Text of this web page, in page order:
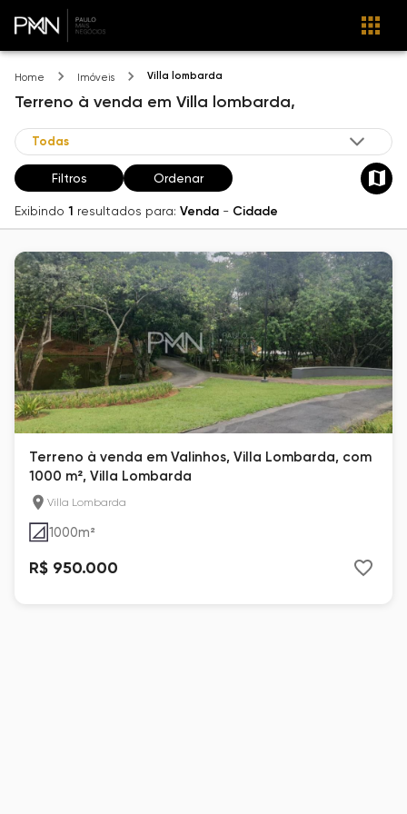
Home Imóveis Villa lombarda
Terreno à venda em Villa lombarda,
Filtros Ordenar
Exibindo 1 resultados para: Venda - Cidade
Terreno à venda em Valinhos, Villa Lombarda, com
1000 m², Villa Lombarda
Villa Lombarda
1000m²
R$ 950.000